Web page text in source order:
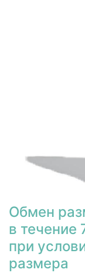
Обмен
в течение
при
размера